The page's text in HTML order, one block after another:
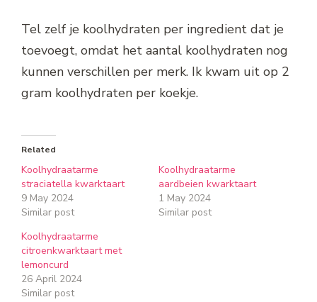
Tel zelf je koolhydraten per ingredient dat je
toevoegt, omdat het aantal koolhydraten nog
kunnen verschillen per merk. Ik kwam uit op 2
gram koolhydraten per koekje.
Related
Koolhydraatarme
straciatella kwarktaart
9 May 2024
Similar post
Koolhydraatarme
aardbeien kwarktaart
1 May 2024
Similar post
Koolhydraatarme
citroenkwarktaart met
lemoncurd
26 April 2024
Similar post